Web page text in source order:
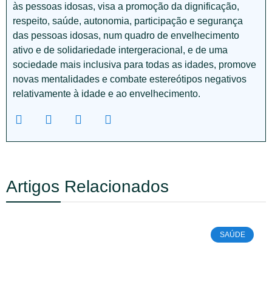
às pessoas idosas, visa a promoção da dignificação,
respeito, saúde, autonomia, participação e segurança
das pessoas idosas, num quadro de envelhecimento
ativo e de solidariedade intergeracional, e de uma
sociedade mais inclusiva para todas as idades, promove
novas mentalidades e combate estereótipos negativos
relativamente à idade e ao envelhecimento.
Artigos Relacionados
SAÚDE